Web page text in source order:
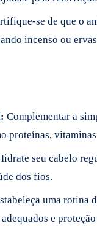
se de que o
incenso ou
Complementar a
proteínas,
seu cabelo
dos fios.
uma rotina
e